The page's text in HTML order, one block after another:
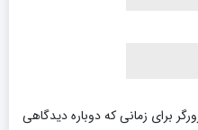
برای زمانی که دوباره دیدگاهی